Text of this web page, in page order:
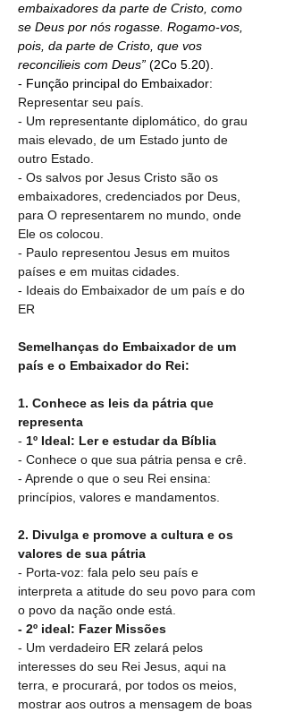
embaixadores da parte de Cristo, como
se Deus por nós rogasse. Rogamo-vos,
pois, da parte de Cristo, que vos
reconcilieis com Deus” (2Co 5.20).
- Função principal do Embaixador:
Representar seu país.
- Um representante diplomático, do grau
mais elevado, de um Estado junto de
outro Estado.
- Os salvos por Jesus Cristo são os
embaixadores, credenciados por Deus,
para O representarem no mundo, onde
Ele os colocou.
- Paulo representou Jesus em muitos
países e em muitas cidades.
- Ideais do Embaixador de um país e do
ER
Semelhanças do Embaixador de um
país e o Embaixador do Rei:
1. Conhece as leis da pátria que
representa
- 1º Ideal: Ler e estudar da Bíblia
- Conhece o que sua pátria pensa e crê.
- Aprende o que o seu Rei ensina:
princípios, valores e mandamentos.
2. Divulga e promove a cultura e os
valores de sua pátria
- Porta-voz: fala pelo seu país e
interpreta a atitude do seu povo para com
o povo da nação onde está.
- 2º ideal: Fazer Missões
- Um verdadeiro ER zelará pelos
interesses do seu Rei Jesus, aqui na
terra, e procurará, por todos os meios,
mostrar aos outros a mensagem de boas